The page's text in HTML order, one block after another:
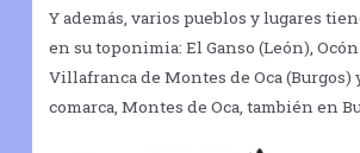
Y además, varios pueblos y lugares
en su toponimia: El Ganso (León), Ocón
Villafranca de Montes de Oca (Burgos)
comarca, Montes de Oca, también en